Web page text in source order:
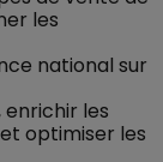
les
national sur
les
optimiser les